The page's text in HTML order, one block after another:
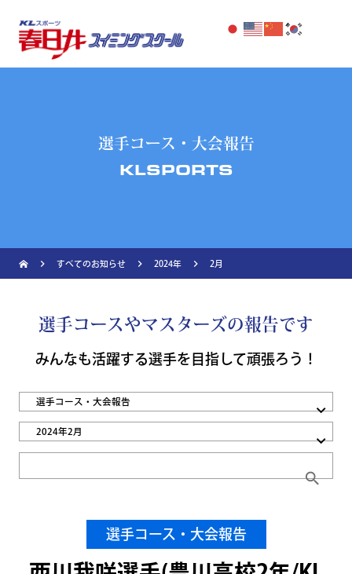
選手コース・大会報告
KLSPORTS
navigate_next すべてのお知らせ navigate_next 2024年 navigate_next 2月
選手コースやマスターズの報告です
みんなも活躍する選手を目指して頑張ろう！
選手コース・大会報告
2024年2月
search
選手コース・大会報告